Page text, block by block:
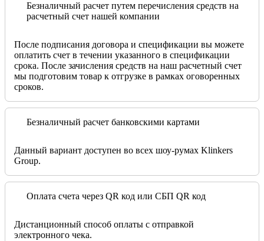
Безналичный расчет путем перечисления средств на
расчетный счет нашей компании
После подписания договора и спецификации вы можете
оплатить счет в течении указанного в спецификации
срока. После зачисления средств на наш расчетный счет
мы подготовим товар к отгрузке в рамках оговоренных
сроков.
Безналичный расчет банковскими картами
Данный вариант доступен во всех шоу-румах Klinkers
Group.
Оплата счета через QR код или СБП QR код
Дистанционный способ оплаты с отправкой
электронного чека.